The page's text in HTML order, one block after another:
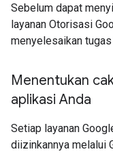
Sebelum dapat
layanan Otorisasi
menyelesaikan
Menentukan
aplikasi Anda
Setiap layanan
diizinkannya melalui